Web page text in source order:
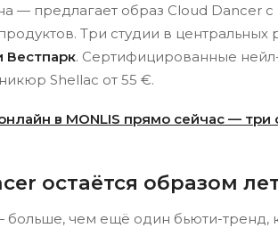
— предлагает образ Cloud Dancer
Три студии в центральных
Вестпарк. Сертифицированные
Shellac от 55 €.
в MONLIS прямо сейчас —
остаётся образом
больше, чем ещё один бьюти-тренд,